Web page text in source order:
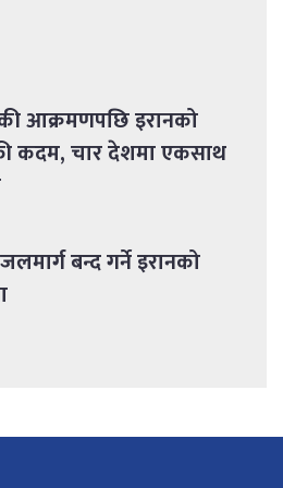
आक्रमणपछि इरानको
कदम, चार देशमा एकसाथ
बन्द गर्ने इरानको